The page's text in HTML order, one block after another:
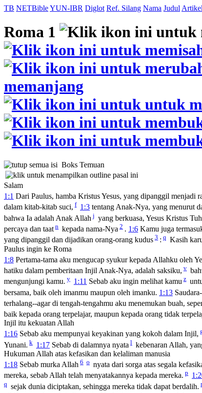
TB NETBibleYUN-IBR Diglot Ref. Silang Nama Judul Artikel
Roma 1
Boks Temuan
Salam
1:1 Dari Paulus, hamba Kristus Yesus, yang dipanggil menjadi
dalam kitab-kitab suci, f 1:3 tentang Anak-Nya, yang menurut
bahwa Ia adalah Anak Allah j yang berkuasa, Yesus Kristus
percaya dan taat n kepada nama-Nya 2 . 1:6 Kamu juga
yang dipanggil dan dijadikan orang-orang kudus 3 : q Kasih
Paulus ingin ke Roma
1:8 Pertama-tama aku mengucap syukur kepada Allahku oleh
hatiku dalam pemberitaan Injil Anak-Nya, adalah saksiku, v
mengunjungi kamu. y 1:11 Sebab aku ingin melihat kamu z
bersama, baik oleh imanmu maupun oleh imanku. 1:13
terhalang--agar di tengah-tengahmu aku menemukan buah,
baik kepada orang terpelajar, maupun kepada orang tidak
Injil itu kekuatan Allah
1:16 Sebab aku mempunyai keyakinan yang kokoh dalam Injil,
Yunani. k 1:17 Sebab di dalamnya nyata l kebenaran Allah,
Hukuman Allah atas kefasikan dan kelaliman manusia
1:18 Sebab murka Allah 6 o nyata dari sorga atas segala
mereka, sebab Allah telah menyatakannya kepada mereka. p
q sejak dunia diciptakan, sehingga mereka tidak dapat berdalih. r